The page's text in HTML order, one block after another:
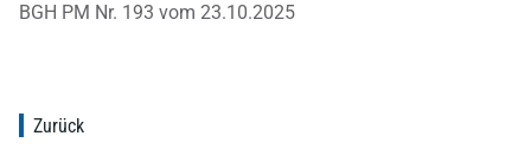
BGH PM Nr. 193 vom 23.10.2025
Zurück